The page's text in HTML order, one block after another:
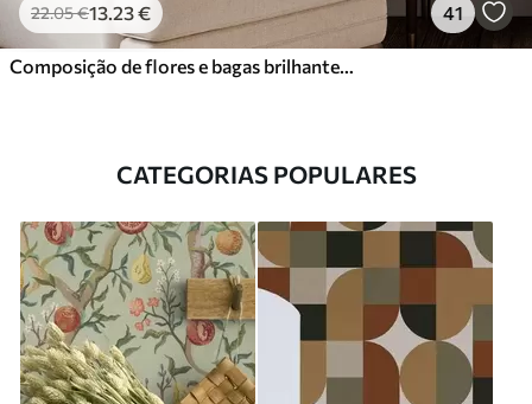
22.05€13.23€ 41
Composição de flores e bagas brilhantes com papagaios
CATEGORIAS POPULARES